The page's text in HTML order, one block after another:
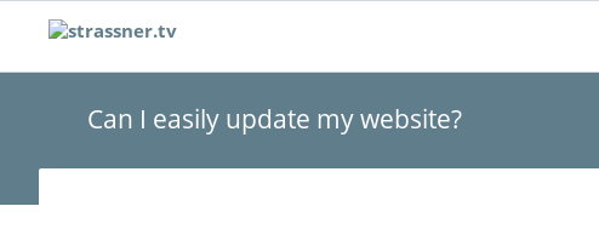
Can I easily update my website?